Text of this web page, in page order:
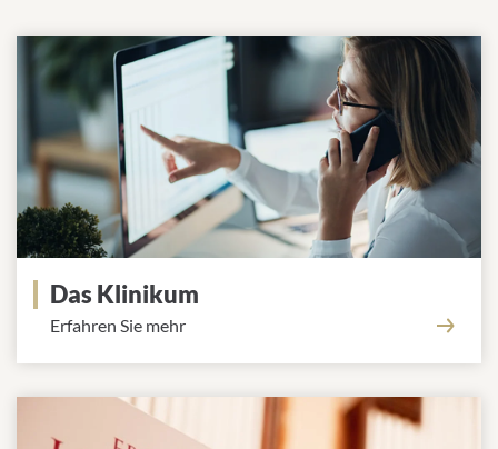
Das Klinikum
Erfahren Sie mehr